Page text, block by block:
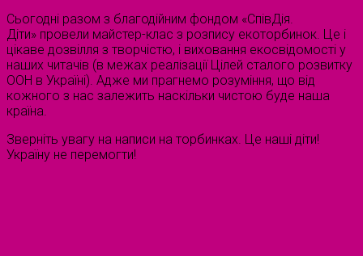
Сьогодні разом з благодійним фондом «СпівДія.
Діти» провели майстер-клас з розпису екоторбинок. Це і
цікаве дозвілля з творчістю, і виховання екосвідомості у
наших читачів (в межах реалізації Цілей сталого розвитку
ООН в Україні). Адже ми прагнемо розуміння, що від
кожного з нас залежить наскільки чистою буде наша
країна.
Зверніть увагу на написи на торбинках. Це наші діти!
Україну не перемогти!